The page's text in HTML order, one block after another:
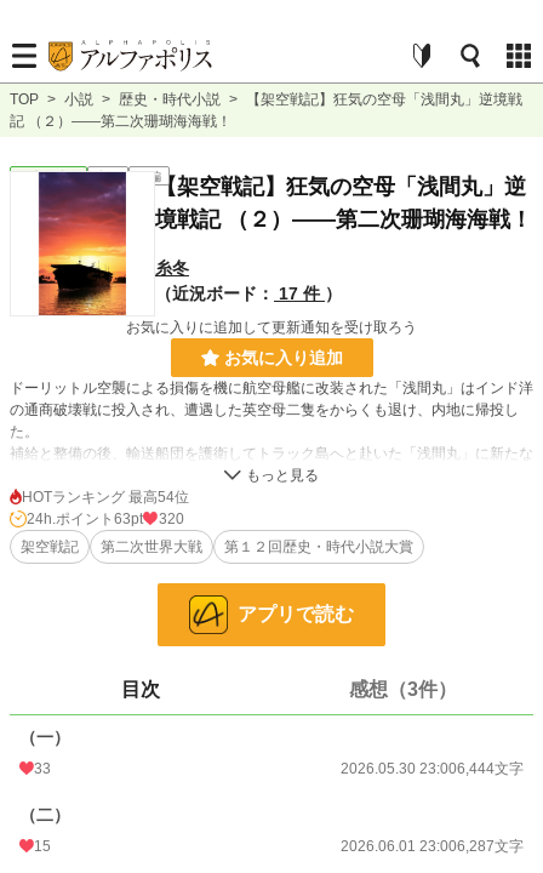
TOP > 小説 > 歴史・時代小説 >
【架空戦記】狂気の空母「浅間丸」逆境戦
記 （２）――第二次珊瑚海海戦！
歴史・時代 完結 長編【架空戦記】狂気の空母「浅間丸」逆
境戦記 （２）――第二次珊瑚海海戦！
糸冬
（近況ボード：
17 件 ）
お気に入りに追加して更新通知を受け取ろう
お気に入り追加
ドーリットル空襲による損傷を機に航空母艦に改装された「浅間丸」はインド洋
の通商破壊戦に投入され、遭遇した英空母二隻をからくも退け、内地に帰投し
た。
補給と整備の後、輸送船団を護衛してトラック島へと赴いた「浅間丸」に新たな
角田中将率いる第二機動部隊に加わり、真珠湾から出発した大輸送船団を攻撃
し、米空母機動部隊を誘い出すという重要かつ危険な役回りである。
しかし、米軍の動きは連合艦隊司令部の予測を超えたものだった——！
油圧式射出機を装備し、群青色の飛行甲板を持つ異形の空母「浅間丸」の戦いが
※過去作「炎立つ真珠湾」と世界観を共有した内容となります。
13,926 位 / 228,587 件
お気に入り
24h.ポイント
文字数
HOTランキング 最高54位
24h.ポイント 63pt
320
架空戦記
第二次世界大戦 第１２回歴史・時代小説大賞
アプリで読む
目次 感想（3件）
（一）
33 2026.05.30 23:006,444文字
（二）
15 2026.06.01 23:006,287文字